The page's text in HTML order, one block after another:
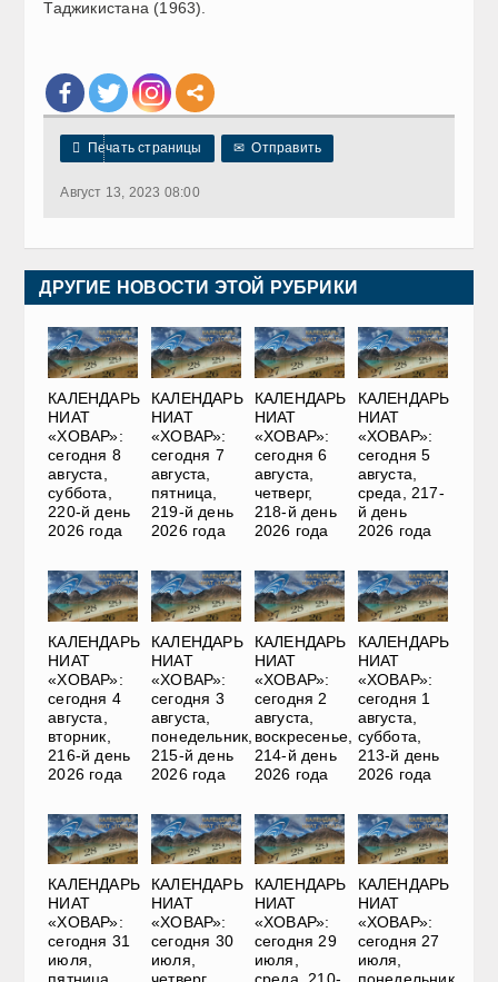
Таджикистана (1963).
 Печать страницы ✉ Отправить
Август 13, 2023 08:00
ДРУГИЕ НОВОСТИ ЭТОЙ РУБРИКИ
КАЛЕНДАРЬ
НИАТ
«ХОВАР»:
сегодня 8
августа,
суббота,
220-й день
2026 года
КАЛЕНДАРЬ
НИАТ
«ХОВАР»:
сегодня 7
августа,
пятница,
219-й день
2026 года
КАЛЕНДАРЬ
НИАТ
«ХОВАР»:
сегодня 6
августа,
четверг,
218-й день
2026 года
КАЛЕНДАРЬ
НИАТ
«ХОВАР»:
сегодня 5
августа,
среда, 217-
й день
2026 года
КАЛЕНДАРЬ
НИАТ
«ХОВАР»:
сегодня 4
августа,
вторник,
216-й день
2026 года
КАЛЕНДАРЬ
НИАТ
«ХОВАР»:
сегодня 3
августа,
понедельник,
215-й день
2026 года
КАЛЕНДАРЬ
НИАТ
«ХОВАР»:
сегодня 2
августа,
воскресенье,
214-й день
2026 года
КАЛЕНДАРЬ
НИАТ
«ХОВАР»:
сегодня 1
августа,
суббота,
213-й день
2026 года
КАЛЕНДАРЬ
НИАТ
«ХОВАР»:
сегодня 31
июля,
КАЛЕНДАРЬ
НИАТ
«ХОВАР»:
сегодня 30
июля,
КАЛЕНДАРЬ
НИАТ
«ХОВАР»:
сегодня 29
июля,
КАЛЕНДАРЬ
НИАТ
«ХОВАР»:
сегодня 27
июля,